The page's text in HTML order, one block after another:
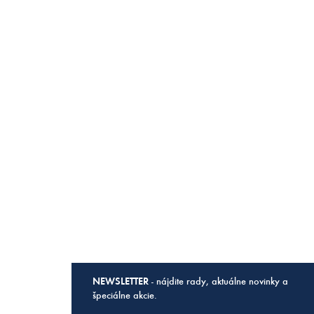
NEWSLETTER - nájdite rady, aktuálne novinky a
špeciálne akcie.